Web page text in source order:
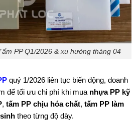
PP Q1/2026 & xu hướng tháng 04
quý 1/2026 liên tục biến động, doanh
để tối ưu chi phí khi mua nhựa PP kỹ
, tấm PP chịu hóa chất, tấm PP làm
theo từng độ dày.